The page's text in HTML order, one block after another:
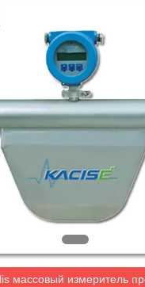
массовый измеритель